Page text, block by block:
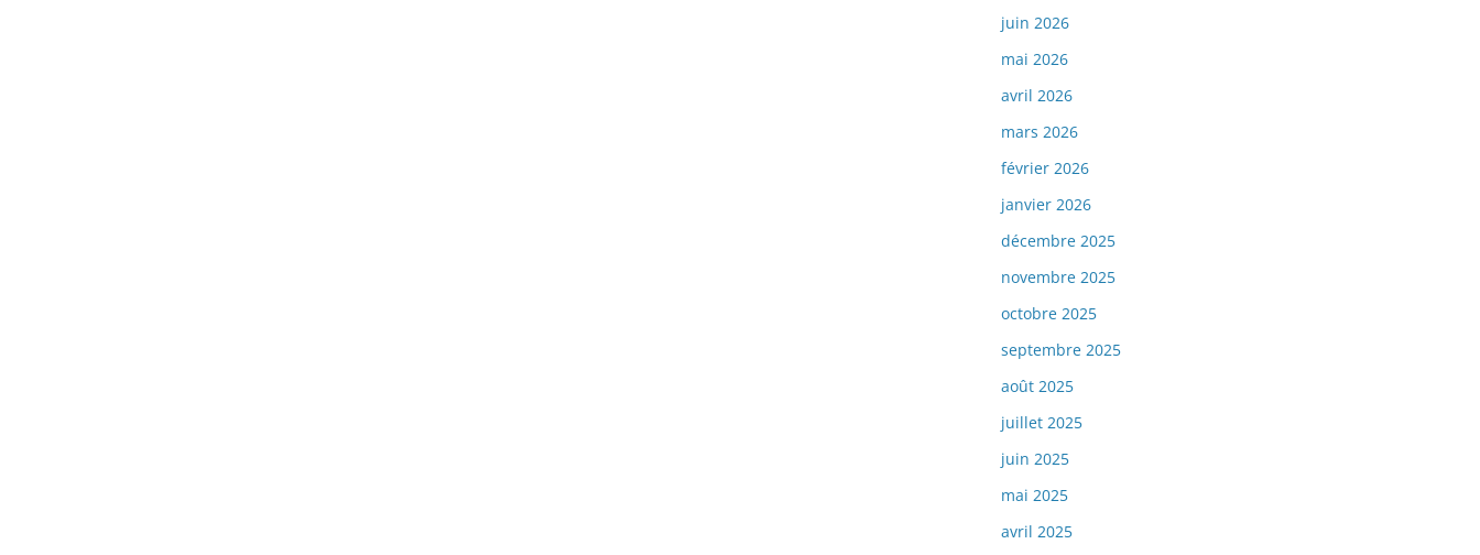
juin 2026
mai 2026
avril 2026
mars 2026
février 2026
janvier 2026
décembre 2025
novembre 2025
octobre 2025
septembre 2025
août 2025
juillet 2025
juin 2025
mai 2025
avril 2025